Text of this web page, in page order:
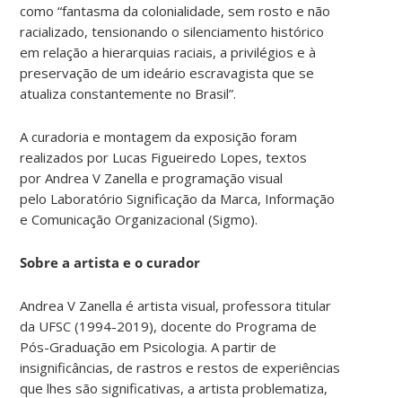
como “fantasma da colonialidade, sem rosto e não
racializado, tensionando o silenciamento histórico
em relação a hierarquias raciais, a privilégios e à
preservação de um ideário escravagista que se
atualiza constantemente no Brasil”.
A curadoria e montagem da exposição foram
realizados por Lucas Figueiredo Lopes, textos
por Andrea V Zanella e programação visual
pelo Laboratório Significação da Marca, Informação
e Comunicação Organizacional (Sigmo).
Sobre a artista e o curador
Andrea V Zanella é artista visual, professora titular
da UFSC (1994-2019), docente do Programa de
Pós-Graduação em Psicologia. A partir de
insignificâncias, de rastros e restos de experiências
que lhes são significativas, a artista problematiza,